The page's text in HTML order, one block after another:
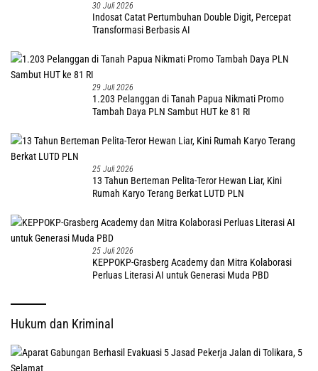
30 Juli 2026
Indosat Catat Pertumbuhan Double Digit, Percepat
Transformasi Berbasis AI
29 Juli 2026
1.203 Pelanggan di Tanah Papua Nikmati Promo
Tambah Daya PLN Sambut HUT ke 81 RI
25 Juli 2026
13 Tahun Berteman Pelita-Teror Hewan Liar, Kini
Rumah Karyo Terang Berkat LUTD PLN
25 Juli 2026
KEPPOKP-Grasberg Academy dan Mitra Kolaborasi
Perluas Literasi AI untuk Generasi Muda PBD
Hukum dan Kriminal